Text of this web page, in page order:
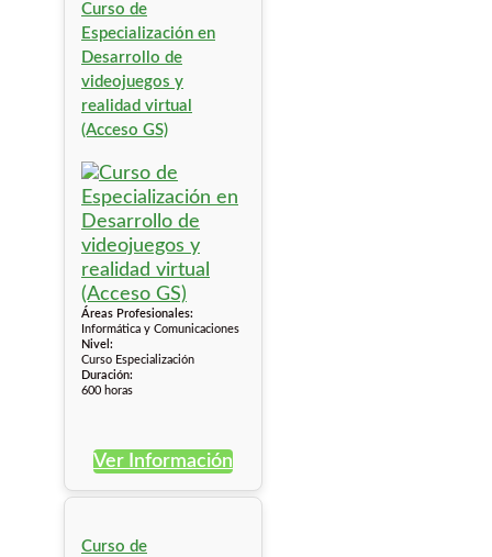
Curso de
Especialización en
Desarrollo de
videojuegos y
realidad virtual
(Acceso GS)
Áreas Profesionales:
Informática y Comunicaciones
Nivel:
Curso Especialización
Duración:
600 horas
Ver Información
Curso de